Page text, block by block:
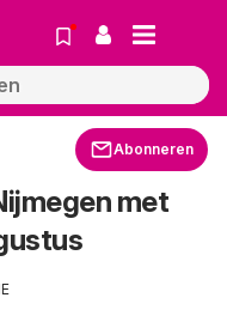
Abonneren
met